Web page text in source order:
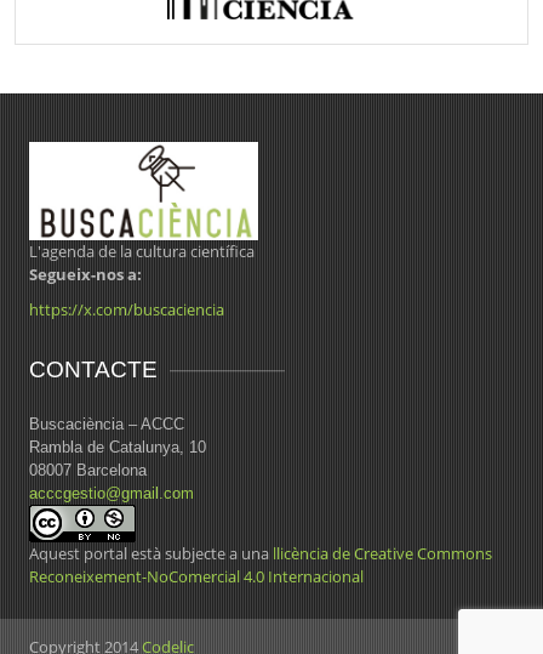
L'agenda de la cultura científica
Segueix-nos a:
https://x.com/buscaciencia
CONTACTE
Buscaciència – ACCC
Rambla de Catalunya, 10
08007 Barcelona
acccgestio@gmail.com
Aquest portal està subjecte a una llicència de Creative Commons
Reconeixement-NoComercial 4.0 Internacional
Copyright 2014Codelic